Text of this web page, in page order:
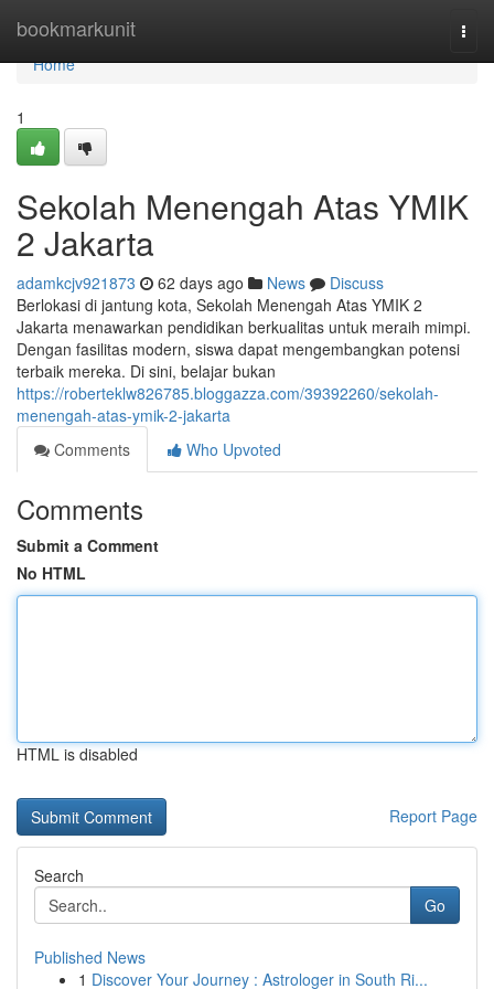
bookmarkunit
Home
Home
1
Sekolah Menengah Atas YMIK
2 Jakarta
adamkcjv921873 62 days ago News
Discuss
Berlokasi di jantung kota, Sekolah Menengah Atas YMIK 2
Jakarta menawarkan pendidikan berkualitas untuk meraih mimpi.
Dengan fasilitas modern, siswa dapat mengembangkan potensi
terbaik mereka. Di sini, belajar bukan
https://roberteklw826785.bloggazza.com/39392260/sekolah-
menengah-atas-ymik-2-jakarta
Comments
Who Upvoted
Comments
Submit a Comment
No HTML
HTML is disabled
Report Page
Search
Go
Published News
1 Discover Your Journey : Astrologer in South Ri...